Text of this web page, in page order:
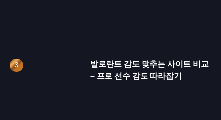
발로란트 감도 맞추는 사이트 비교
– 프로 선수 감도 따라잡기